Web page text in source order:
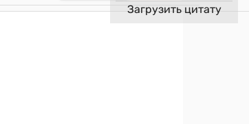
Загрузить цитату